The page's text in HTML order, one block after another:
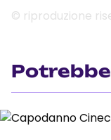
© riproduzione